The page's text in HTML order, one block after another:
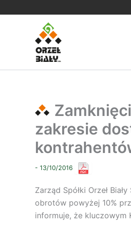
zakresie
- 13/10/2016
Zarząd Spółki Orzeł
obrotów powyżej 10%
informuje, że kluczowym